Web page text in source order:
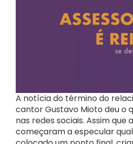
A notícia do término do
cantor Gustavo Mioto deu o
nas redes sociais. Assim
começaram a especular